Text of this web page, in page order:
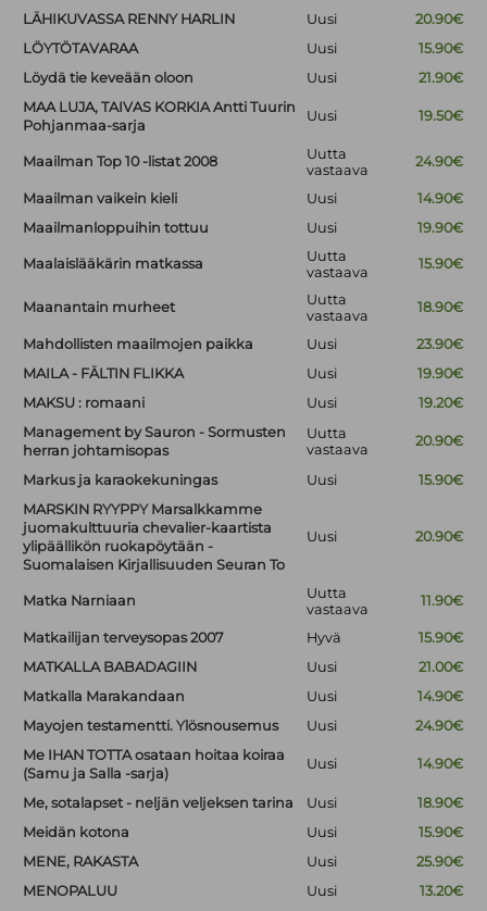
LÄHIKUVASSA RENNY HARLIN Uusi
20.90€
LÖYTÖTAVARAA
Uusi
15.90€
Löydä tie keveään oloon
Uusi
21.90€
MAA LUJA, TAIVAS KORKIA Antti Tuurin
Pohjanmaa-sarja
Uusi 19.50€
Maailman Top 10 -listat 2008
Uutta
vastaava
24.90€
Maailman vaikein kieli Uusi
14.90€
Maailmanloppuihin tottuu
Uusi 19.90€
Maalaislääkärin matkassa
Uutta
vastaava
15.90€
Maanantain murheet
Uutta
vastaava
18.90€
Mahdollisten maailmojen paikka Uusi
23.90€
MAILA - FÄLTIN FLIKKA
Uusi
19.90€
MAKSU : romaani
Uusi
19.20€
Management by Sauron - Sormusten
herran johtamisopas
Uutta
vastaava
20.90€
Markus ja karaokekuningas Uusi
15.90€
MARSKIN RYYPPY Marsalkkamme
juomakulttuuria chevalier-kaartista
ylipäällikön ruokapöytään -
Suomalaisen Kirjallisuuden Seuran To
Uusi 20.90€
Matka Narniaan
Uutta
vastaava
11.90€
Matkailijan terveysopas 2007 Hyvä
15.90€
MATKALLA BABADAGIIN
Uusi
21.00€
Matkalla Marakandaan
Uusi
14.90€
Mayojen testamentti. Ylösnousemus
Uusi
24.90€
Me IHAN TOTTA osataan hoitaa koiraa
(Samu ja Salla -sarja)
Uusi 14.90€
Me, sotalapset - neljän veljeksen tarina Uusi
18.90€
Meidän kotona
Uusi
15.90€
MENE, RAKASTA
Uusi
25.90€
MENOPALUU
Uusi
13.20€